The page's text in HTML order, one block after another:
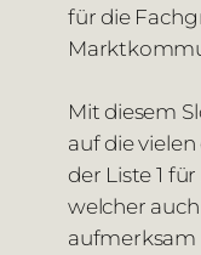
für die
Mit diesem
auf die
der Liste 1
welcher
aufmerksam